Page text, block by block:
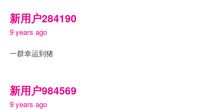
新用户284190
9 years ago
一群幸运到猪
新用户984569
9 years ago